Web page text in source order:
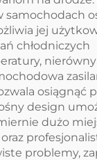
samochodach
jej
chłodniczych
osiągnąć
design
dużo
problemy,